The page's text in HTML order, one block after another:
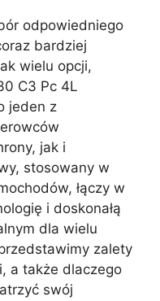
odpowiedniego
bardziej
wielu opcji,
C3 Pc 4L
jeden z
jak i
stosowany w
łączy w
i doskonałą
dla wielu
zalety
a także dlaczego
swój